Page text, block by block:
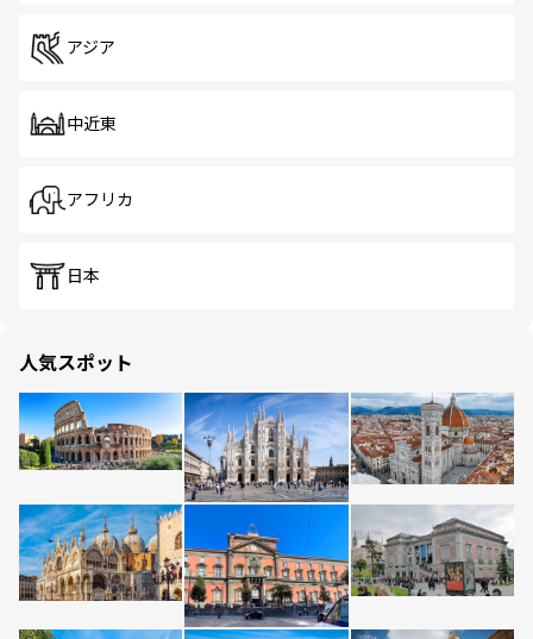
アジア
中近東
アフリカ
日本
人気スポット